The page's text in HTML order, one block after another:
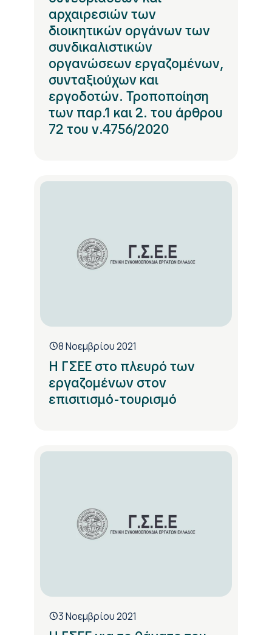
αρχαιρεσιών των
διοικητικών οργάνων των
συνδικαλιστικών
οργανώσεων εργαζομένων,
συνταξιούχων και
εργοδοτών. Τροποποίηση
των παρ.1 και 2. του άρθρου
72 του ν.4756/2020
8 Νοεμβρίου 2021
Η ΓΣΕΕ στο πλευρό των
εργαζομένων στον
επισιτισμό-τουρισμό
3 Νοεμβρίου 2021